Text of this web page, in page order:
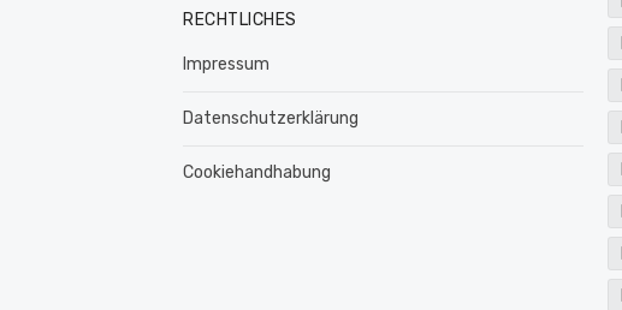
RECHTLICHES
Impressum
Datenschutzerklärung
Cookiehandhabung